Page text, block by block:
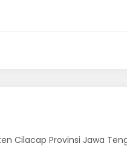
Cilacap Provinsi Jawa